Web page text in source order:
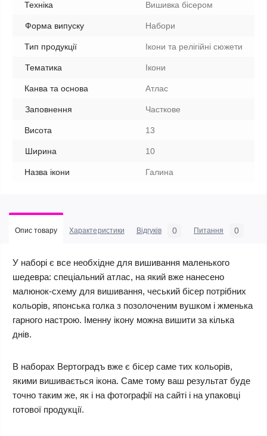
Техніка Вишивка бісером
Форма випуску Набори
Тип продукції Ікони та релігійні сюжети
Тематика Ікони
Канва та основа Атлас
Заповнення Часткове
Висота 13
Ширина 10
Назва ікони Галина
Опис товару Характеристики Відгуків 0 Питання 0
У наборі є все необхідне для вишивання маленького
шедевра: спеціальний атлас, на який вже нанесено
малюнок-схему для вишивання, чеський бісер потрібних
кольорів, японська голка з позолоченим вушком і жменька
гарного настрою. Іменну ікону можна вишити за кілька
днів.
В наборах Вертоградъ вже є бісер саме тих кольорів,
якими вишивається ікона. Саме тому ваш результат буде
точно таким же, як і на фотографії на сайті і на упаковці
готової продукції.